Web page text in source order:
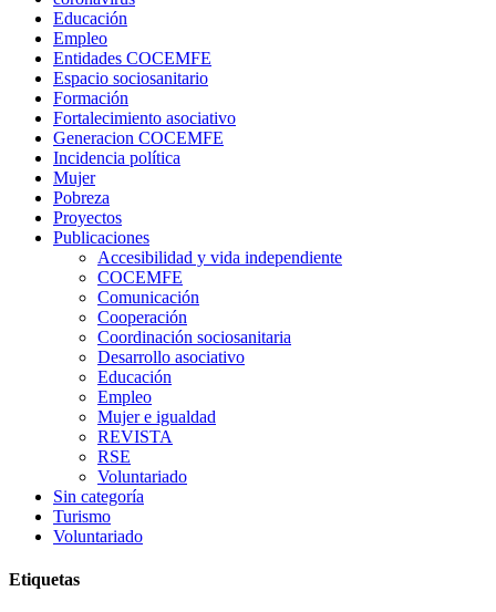
Educación
Empleo
Entidades COCEMFE
Espacio sociosanitario
Formación
Fortalecimiento asociativo
Generacion COCEMFE
Incidencia política
Mujer
Pobreza
Proyectos
Publicaciones
Accesibilidad y vida independiente
COCEMFE
Comunicación
Cooperación
Coordinación sociosanitaria
Desarrollo asociativo
Educación
Empleo
Mujer e igualdad
REVISTA
RSE
Voluntariado
Sin categoría
Turismo
Voluntariado
Etiquetas